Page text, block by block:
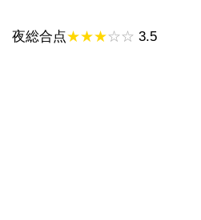
夜総合点★★★☆☆ 3.5